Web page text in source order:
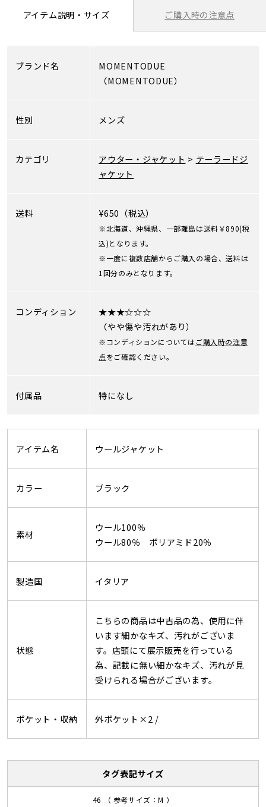
アイテム説明・サイズ ご購入時の注意点
ブランド名
MOMENTODUE
（MOMENTODUE）
性別 メンズ
カテゴリ アウター・ジャケット > テーラードジ
ャケット
送料 ¥650（税込）
※北海道、沖縄県、一部離島は送料￥890(税
込)となります。
※一度に複数店舗からご購入の場合、送料は
1回分のみとなります。
コンディション
★★★☆☆☆
（やや傷や汚れがあり）
※コンディションについてはご購入時の注意
点をご確認ください。
付属品 特になし
アイテム名 ウールジャケット
カラー ブラック
素材
ウール100％
ウール80％ ポリアミド20％
製造国 イタリア
状態
こちらの商品は中古品の為、使用に伴
います細かなキズ、汚れがございま
す。店頭にて展示販売を行っている
為、記載に無い細かなキズ、汚れが見
受けられる場合がございます。
ポケット・収納 外ポケット×2 /
タグ表記サイズ
46 （ 参考サイズ：M ）